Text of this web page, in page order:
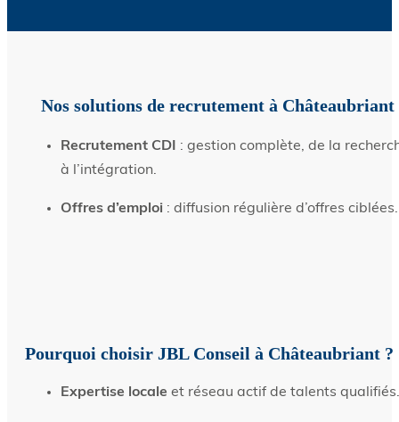
Nos solutions de recrutement à Châteaubriant
Recrutement CDI
: gestion complète, de la
à l’intégration.
Offres d’emploi : diffusion régulière d’offres ciblées.
Pourquoi choisir JBL Conseil à Châteaubriant ?
Expertise locale et réseau actif de talents qualifiés.